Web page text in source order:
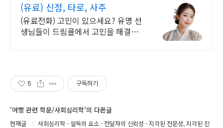
(유료) 신점, 타로, 사주
(유료전화) 고민이 있으세요? 유명 선
생님들이 드림콜에서 고민을 해결해
5 구독하기
'여행 관련 학문/사회심리학'의 다른글
현재글
사회심리학 - 설득의 요소 - 전달자의 신뢰성 - 지각된 전문성, 지각된 진